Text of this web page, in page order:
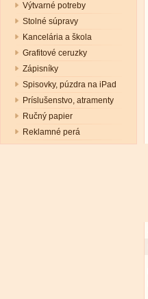
Výtvarné potreby
Stolné súpravy
Kancelária a škola
Grafitové ceruzky
Zápisníky
Spisovky, púzdra na iPad
Príslušenstvo, atramenty
Ručný papier
Reklamné perá